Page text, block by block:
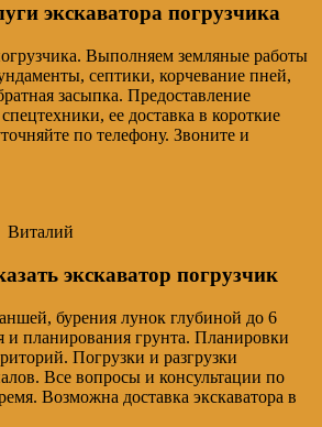
экскаватора погрузчика
Выполняем земляные работы
септики, корчевание пней,
засыпка. Предоставление
ее доставка в короткие
по телефону. Звоните и
Виталий
экскаватор погрузчик
бурения лунок глубиной до 6
планирования грунта. Планировки
Погрузки и разгрузки
Все вопросы и консультации по
Возможна доставка экскаватора в